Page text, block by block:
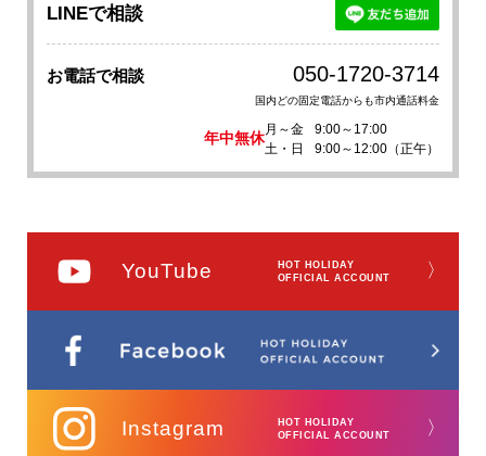
LINEで相談
お電話で相談 050-1720-3714
国内どの固定電話からも市内通話料金
年中無休
月～金
9:00～17:00
土・日
9:00～12:00（正午）
YouTube
HOT HOLIDAY
OFFICIAL ACCOUNT
〉
Instagram
HOT HOLIDAY
OFFICIAL ACCOUNT
〉